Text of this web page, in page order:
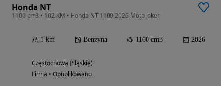
Honda NT
1100 cm3 • 102 KM • Honda NT 1100 2026 Moto Joker
1 km Benzyna 1100 cm3 2026
Częstochowa (Śląskie)
Firma • Opublikowano